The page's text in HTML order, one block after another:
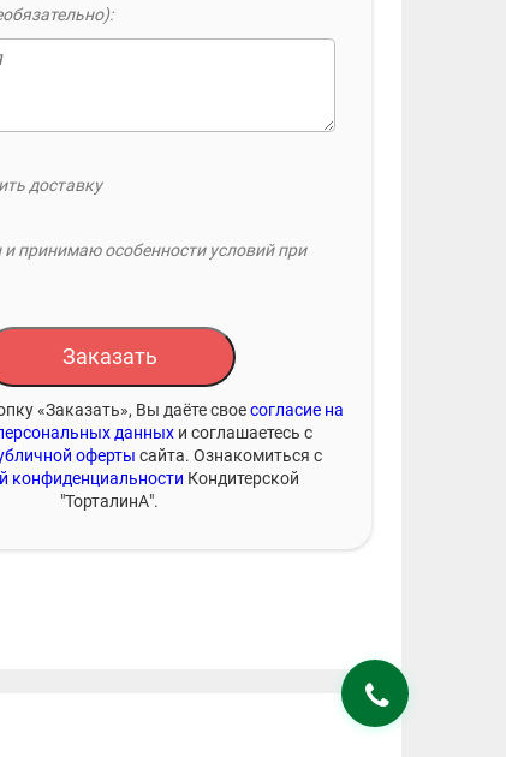
доставку
принимаю особенности условий при
Заказать
«Заказать», Вы даёте своесогласие на
данныхи соглашаетесь с
оферты сайта. Ознакомиться с
конфиденциальности Кондитерской
"ТорталинА".